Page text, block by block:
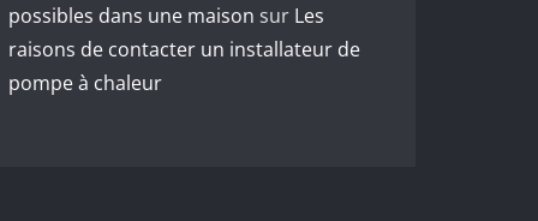
possibles dans une maison sur Les
raisons de contacter un installateur de
pompe à chaleur